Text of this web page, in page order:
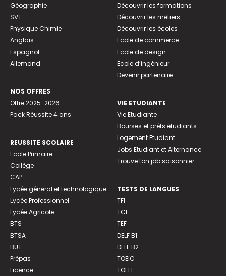
Géographie
SVT
Physique Chimie
Anglais
Espagnol
Allemand
NOS OFFRES
Offre 2025-2026
Pack Réussite 4 ans
REUSSITE SCOLAIRE
Ecole Primaire
Collège
CAP
Lycée général et technologique
Lycée Professionnel
Lycée Agricole
BTS
BTSA
BUT
Prépas
Licence
Découvrir les formations
Découvrir les métiers
Découvrir les écoles
Ecole de commerce
Ecole de design
Ecole d’ingénieur
Devenir partenaire
VIE ETUDIANTE
Vie Etudiante
Bourses et prêts étudiants
Logement Etudiant
Jobs Etudiant et Alternance
Trouve ton job saisonnier
TESTS DE LANGUES
TFI
TCF
TEF
DELF B1
DELF B2
TOEIC
TOEFL